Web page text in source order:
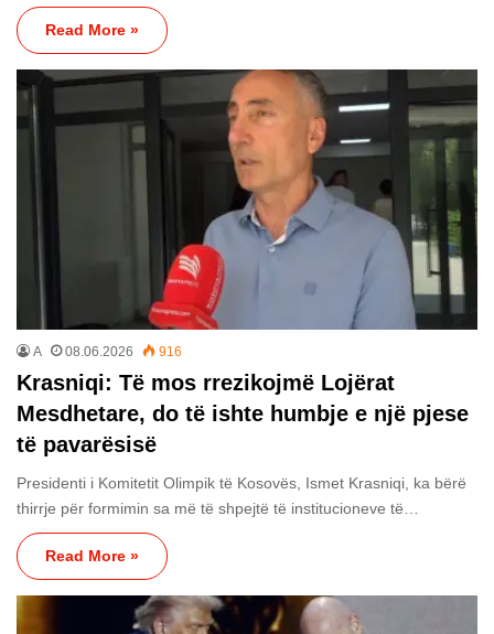
Read More »
A 08.06.2026 916
Krasniqi: Të mos rrezikojmë Lojërat
Mesdhetare, do të ishte humbje e një pjese
të pavarësisë
Presidenti i Komitetit Olimpik të Kosovës, Ismet Krasniqi, ka bërë
thirrje për formimin sa më të shpejtë të institucioneve të…
Read More »